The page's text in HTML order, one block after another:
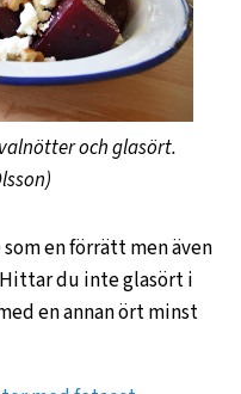
och glasört.
en förrätt men även
du inte glasört i
en annan ört minst